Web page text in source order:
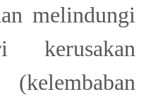
melindungi
kerusakan